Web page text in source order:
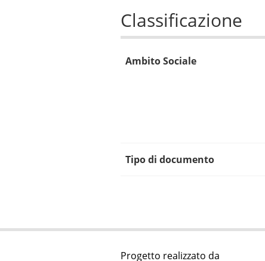
Classificazione
Ambito Sociale
Tipo di documento
Progetto realizzato da